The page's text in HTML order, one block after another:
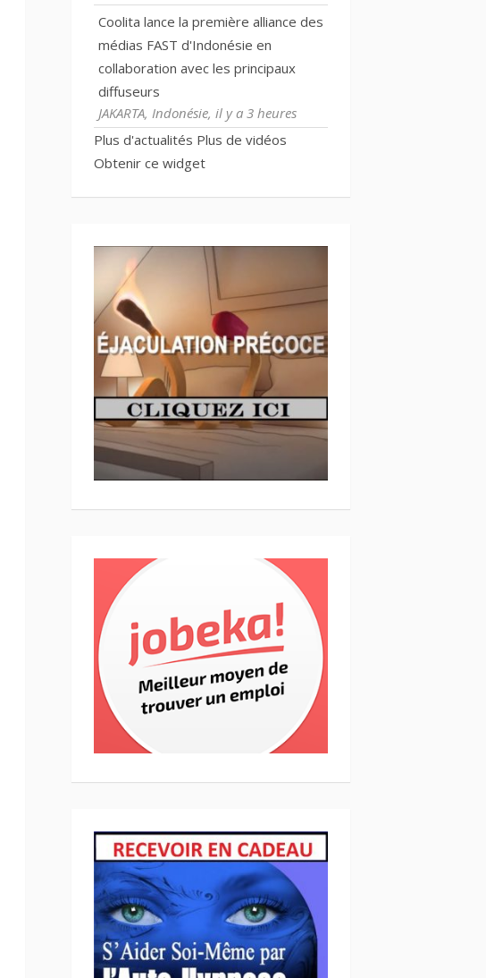
Coolita lance la première alliance des
médias FAST d'Indonésie en
collaboration avec les principaux
diffuseurs
JAKARTA, Indonésie, il y a 3 heures
Plus d'actualités Plus de vidéos
Obtenir ce widget